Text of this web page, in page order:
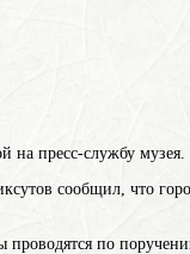
на пресс-службу музея.
сообщил, что
проводятся по